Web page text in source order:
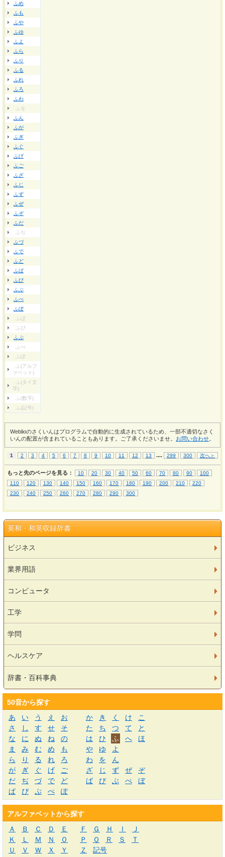
ふめ
ふも
ふや
ふゆ
ふよ
ふら
ふり
ふる
ふれ
ふろ
ふわ
ふを
ふん
ふが
ふぎ
ふぐ
ふげ
ふご
ふざ
ふじ
ふず
ふぜ
ふぞ
ふだ
ふぢ
ふづ
ふで
ふど
ふば
ふび
ふぶ
ふべ
ふぼ
ふぱ
ふぴ
ふぷ
ふぺ
ふぽ
ふ(アルフ
ァベット)
ふ(タイ文
字)
ふ(数字)
ふ(記号)
Weblioのさくいんはプログラムで自動的に生成されているため、一部不適切なさく
いんの配置が含まれていることもあります。ご了承くださいませ。 お問い合わせ
1 2 3 4 5 6 7 8 9 10 11 12 13 .... 299 300 次へ＞
もっと先のページを見る： 10 20 30 40 50 60 70 80 90
100
110
120 130 140 150 160 170 180 190 200 210
220
230
240 250 260 270 280 290 300
英和・和英収録辞書
ビジネス
業界用語
コンピュータ
工学
学問
ヘルスケア
辞書・百科事典
50音から探す
あ
い う え お か き く け
こ
さ
し す せ そ た ち つ て
と
な
に ぬ ね の は ひ ふ へ
ほ
ま
み む め も や ゆ
よ
ら
り る れ ろ わ を
ん
が
ぎ ぐ げ ご ざ じ ず ぜ
ぞ
だ
ぢ づ で ど ば び ぶ べ
ぼ
ぱ
ぴ ぷ ぺ ぽ
アルファベットから探す
Ａ
Ｂ Ｃ Ｄ Ｅ Ｆ Ｇ Ｈ Ｉ
Ｊ
Ｋ
Ｌ Ｍ Ｎ Ｏ Ｐ Ｑ Ｒ Ｓ
Ｔ
Ｕ
Ｖ Ｗ Ｘ Ｙ Ｚ
記号